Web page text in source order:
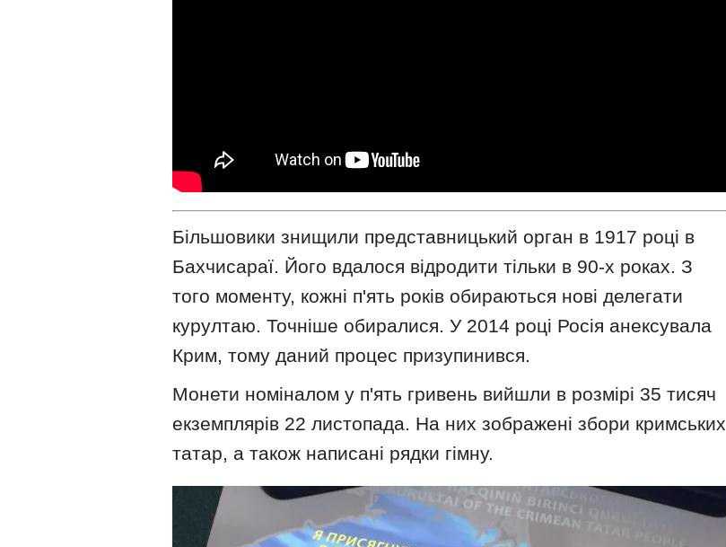
Більшовики знищили представницький орган в 1917 році в
Бахчисараї. Його вдалося відродити тільки в 90-х роках. З
того моменту, кожні п'ять років обираються нові делегати
курултаю. Точніше обиралися. У 2014 році Росія анексувала
Крим, тому даний процес призупинився.
Монети номіналом у п'ять гривень вийшли в розмірі 35 тисяч
екземплярів 22 листопада. На них зображені збори кримських
татар, а також написані рядки гімну.